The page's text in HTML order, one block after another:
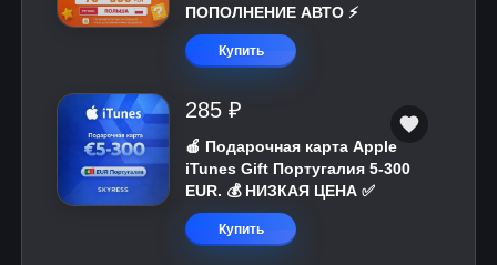
ПОПОЛНЕНИЕ АВТО ⚡
Купить
285 ₽
🍎 Подарочная карта Apple
iTunes Gift Португалия 5-300
EUR. 💰 НИЗКАЯ ЦЕНА ✅
Купить